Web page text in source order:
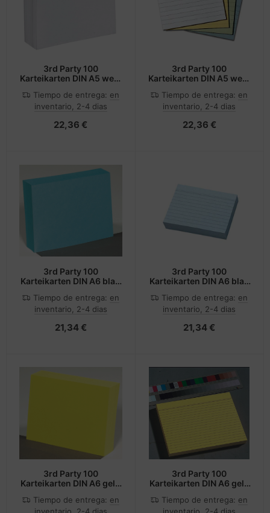
3rd Party 100
Karteikarten DIN A5 weiß
Tiempo de entrega: en
inventario, 2-4 dias
22,36 €
3rd Party 100
Karteikarten DIN A5 weiß
Tiempo de entrega: en
inventario, 2-4 dias
22,36 €
3rd Party 100
Karteikarten DIN A6 blau
Tiempo de entrega: en
inventario, 2-4 dias
21,34 €
3rd Party 100
Karteikarten DIN A6 blau
Tiempo de entrega: en
inventario, 2-4 dias
21,34 €
3rd Party 100
Karteikarten DIN A6 gelb
Tiempo de entrega: en
3rd Party 100
Karteikarten DIN A6 gelb
Tiempo de entrega: en